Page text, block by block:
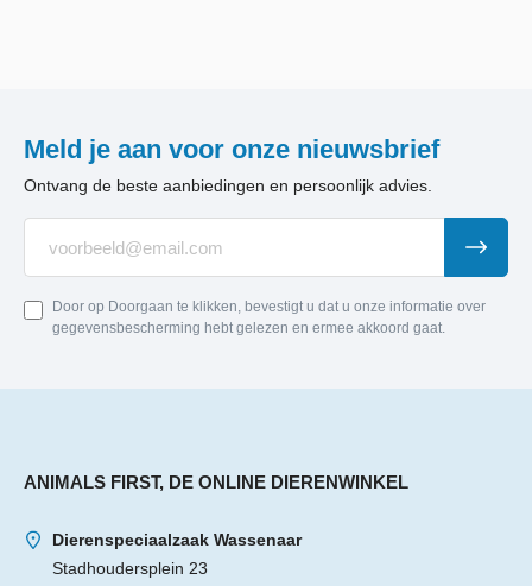
Meld je aan voor onze nieuwsbrief
Ontvang de beste aanbiedingen en persoonlijk advies.
Door op Doorgaan te klikken, bevestigt u dat u onze informatie over
gegevensbescherming hebt gelezen en ermee akkoord gaat.
ANIMALS FIRST, DE ONLINE DIERENWINKEL
Dierenspeciaalzaak Wassenaar
Stadhoudersplein 23